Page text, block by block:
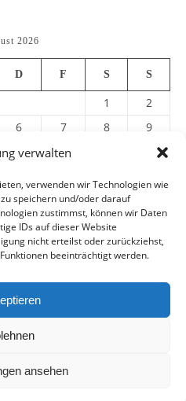
verwalten
verwenden wir Technologien wie
speichern und/oder darauf
zustimmst, können wir Daten
IDs auf dieser Website
nicht erteilst oder zurückziehst,
beeinträchtigt werden.
ansehen
2026
D F S S
1 2
6 7 8
9
13 14
27 28 29